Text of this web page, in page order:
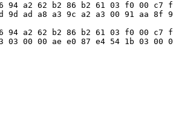
94 a2 62 b2 86 b2 61 03 f0 00 c7
9d ad a8 a3 9c a2 a3 00 91 aa 8f
94 a2 62 b2 86 b2 61 03 f0 00 c7
00 00 ae e0 87 e4 54 1b 03 00